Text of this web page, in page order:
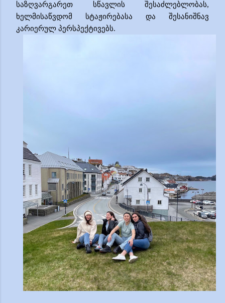
საზღვარგარეთ სწავლის შესაძლებლობას,
ხელმისაწვდომ სტაჟირებასა და შესანიშნავ
კარიერულ პერსპექტივებს.